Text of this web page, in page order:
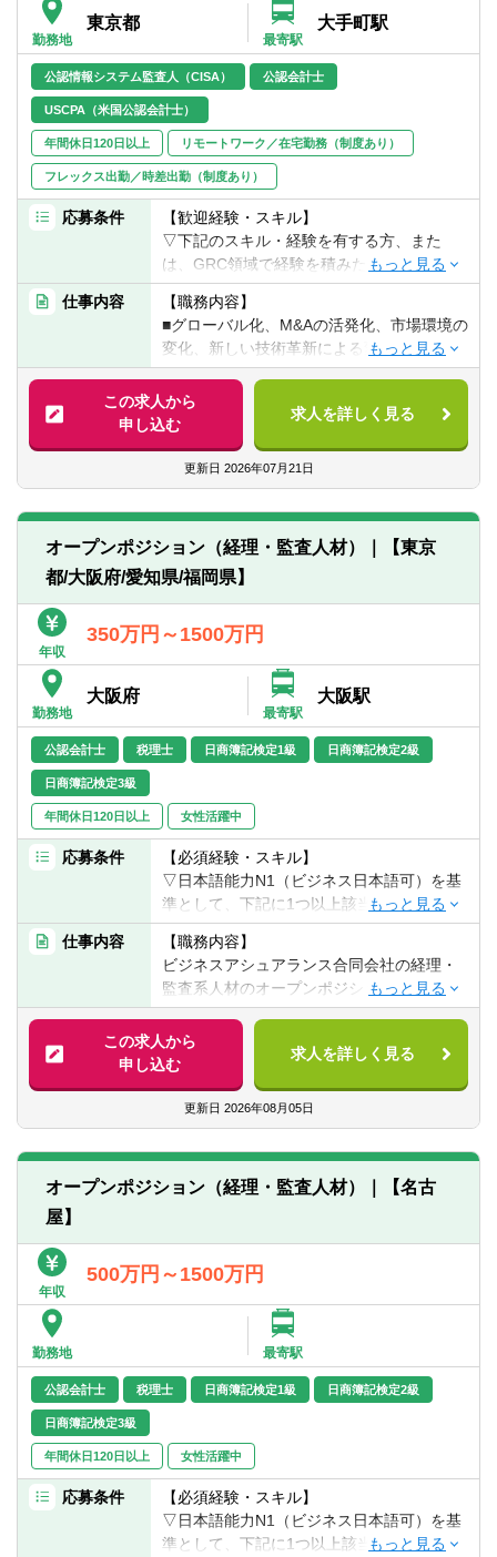
改善・高度化の経験
■銀行・証券会社・保険会社やそのグループ
会社でコンプライアンス体制の構築や定性
的なリスク管理（いわゆる2線業務）、内部
監査の経験
■海外拠点の内部監査、コンプライアンスモ
ニタリングの経験
■不正リスクマネジメントに係る業務の経験
■グループ会社を含めたガバナンス運営、グ
ローバル法務・コンプライアンス体制の構
築に関与した経験
■リスクガバナンス、リスクアペタイトフレ
ームワーク、統合的リスク管理の運営経験
■各種コンプライアンス違反（贈収賄、会計
不正及び品質偽装対応等）への対応経験
■各業種特定の法規制・コンプライアンスの
対応経験（特に金融機関、製薬業界）
■コーポレートガバナンスコードに係る経験
■日本公認会計士または海外CPA（USCPA
を含む）、公認内部監査人（CIA）、公認情
報システム監査人（CISA）、公認不正検査
（CAMS/CAMS-Audit）、公認グルーバルサ
ンクションスペシャリスト（CGSS）の資
格をお持ちの方
■国内外の弁護士資格保有者、法科大学院、
■ビジネスレベルの英語力（海外出張可能な
レベル）
■GRC領域で経験を積みたいと強く希望し
チャレンジ意欲を有する方
■日々変化する環境に適応し、クライアント
開拓からデリバリーまでの全てのフェーズ
で活躍したいという強いビジネスマインド
をお持ちの方を募集しています。資格やバ
ックグラウンドも異なる5か国以上の多様性
に富んだチームの中で、海外のPwCメンバ
ーやPwC Japan グループの各社と密接に連
携したプロジェクトも多数あるため、チー
ムワークとリーダーシップを発揮し、プロ
ジェクトを強く推進することが期待されま
す。
【具体的には】
■ ガバナンスおよび内部監査支援
・グローバルガバナンス態勢の設計・構
築・高度化支援（内部監査、企業全体のア
シュアランス機能連携、企業風土改革、
GRCツール導入支援）
・内部統制評価支援（JSOX/USSOX含む）
・取締役会の実効性評価支援
・不正調査およびガバナンス再構築支援
■リスク管理およびコンプライアンス支援
・グローバルリスク管理の設計・構築・高
度化支援（TPRM（第三者リスク管理）体
制構築支援含む）
・グローバルコンプライアンスリスクアセ
スメントおよび高リスク領域の統制強化支
・新法規制の調査および対応プラクティス
■その他、GRC関連支援
・BCPおよびオペレーショナルレジリエン
勤務地
東京都
最寄駅
大手町駅
公認情報システム監査人（CISA） 公認会計士
USCPA（米国公認会計士）
年間休日120日以上 リモートワーク／在宅勤務（制度あり）
フレックス出勤／時差出勤（制度あり）
応募条件
【歓迎経験・スキル】
▽下記のスキル・経験を有する方、また
は、GRC領域で経験を積みたいと強く希望
しチャレンジ意欲を有する方
■コンサルティングファーム、または、監査
法人等でGRC領域のご経験を有する方
※上記以外に経営戦略、M&A、組織再編、
海外進出、業務効率化などクライアントに
とって需要なプロジェクトに従事した経験
がある方も可
■グローバルに展開する企業や金融機関で事
業企画、経営企画、海外管理部、RHQでの
等の経験を有する方
■法務、コンプライアンス、IT・セキュリテ
ィ等の本部機能に所属をしながら、全社プ
ロジェクトの企画や推進経験を有する方
▽また、下記能力・経験等があれば尚歓迎
■事業会社の海外拠点でのビジネス経験
■BIツールやSQLのスキルを活用し、データ
分析を活用したプロセスの改善・高度化の
経験
活用した経営管理・リスク管理プロセスの
改善・高度化の経験
■銀行・証券会社・保険会社やそのグループ
会社でコンプライアンス体制の構築や定性
的なリスク管理（いわゆる2線業務）、内部
監査の経験
■海外拠点の内部監査、コンプライアンスモ
ニタリングの経験
■不正リスクマネジメントに係る業務の経験
■グループ会社を含めたガバナンス運営、グ
ローバル法務・コンプライアンス体制の構
築に関与した経験
■リスクガバナンス、リスクアペタイトフレ
ームワーク、統合的リスク管理の運営経験
■各種コンプライアンス違反（贈収賄、会計
不正及び品質偽装対応等）への対応経験
対応経験（特に金融機関、製薬業界）
■日本公認会計士または海外CPA(USCPAを
含む)、公認内部監査人（CIA）、公認情報
システム監査人(CISA)、公認不正検査士
（CFE）、公認AMLスペシャリスト
（CAMS / CAMS-Audit）、公認グルーバル
サンクションスペシャリスト（CGSS）等
の資格をお持ちの方
■ビジネスレベルの英語力（海外出張可能な
仕事内容
【職務内容】
■グローバル化、M&Aの活発化、市場環境の
変化、新しい技術革新による変化、規制変
更、労働人口減少、内部不正、サイバー犯
罪、自然災害など、企業が対応すべきリス
クは多様化し、日々変動しています。
■また、企業は持続的な成長と中長期的な企
業価値向上の観点から、実効的なガバナン
スの構築がよりいっそう求められていま
す。
■そのような状況の中、事業アイデアの誕生
からグローバル企業に成長するまでの企業
の様々なステージに応じ、企業のニーズを
一から把握し、パートナーとして会社と一
緒に企業価値を向上させることが期待され
■日々変化する環境に適応し、クライアント
開拓からデリバリーまでの全てのフェーズ
で活躍したいという強いビジネスマインド
をお持ちの方を募集しています。資格やバ
に富んだチームの中で、海外のPwCメンバ
ーやPwC Japan グループの各社と密接に連
携したプロジェクトも多数あるため、チー
ムワークとリーダーシップを発揮し、プロ
ジェクトを強く推進することが期待されま
す。
【具体的には】
■ガバナンスおよび内部監査支援
・グローバルガバナンス態勢の設計・構
築・高度化支援（内部監査、企業全体のア
シュアランス機能連携、企業風土改革、
GRCツール導入支援）
・内部統制評価支援（JSOX/USSOX含む）
・不正調査およびガバナンス再構築支援
■リスク管理およびコンプライアンス支援
・グローバルコンプライアンスリスクアセ
スメントおよび高リスク領域の統制強化支
・新法規制の調査および対応プラクティス
支援
■その他、GRC関連支援
ス態勢構築支援
・ESGリスク管理支援
この求人から
申し込む
求人を詳しく見る
更新日 2026年07月21日
オープンポジション（経理・監査人材）｜【東京
都/大阪府/愛知県/福岡県】
年収
350万円～1500万円
勤務地
大阪府
最寄駅
大阪駅
公認会計士 税理士 日商簿記検定1級 日商簿記検定2級
日商簿記検定3級
年間休日120日以上 女性活躍中
応募条件
【必須経験・スキル】
▽日本語能力N1（ビジネス日本語可）を基
準として、下記に1つ以上該当する方（経験
は2年以上）
■簿記3級以上の取得
■経理経験
■会計知識
■上場企業での決算業務経験
■税務申告経験3年以上
■内部監査経験
■経営・会計コンサル経験
■SAP経験者
■会計士
■税理士
仕事内容
【職務内容】
ビジネスアシュアランス合同会社の経理・
監査系人材のオープンポジションとなりま
す。
対象部門：CTSF/CTS TCC/CTSG/TSI
各部門により、勤務地、対象年齢、業務内
容、募集要件が異なりますので詳細は各部
門のJDのご確認をお願いします。
オープンポジションでの選考は通常の部門
別の選考よりお時間を要しますので、ご希
応募ください。
選考を希望されるポジションが複数ある場
される部門名を記載願います。
例）第一希望：CTSS第 二希望：Tech
Center 第三希望：CTS Auto
また、面接以降の同時選考は不可となりま
ご希望に添いかねる場合がございますこと
をご了承ください。
この求人から
申し込む
求人を詳しく見る
更新日 2026年08月05日
オープンポジション（経理・監査人材）｜【名古
屋】
年収
500万円～1500万円
勤務地 最寄駅
公認会計士 税理士 日商簿記検定1級 日商簿記検定2級
日商簿記検定3級
年間休日120日以上 女性活躍中
応募条件
【必須経験・スキル】
▽日本語能力N1（ビジネス日本語可）を基
準として、下記に1つ以上該当する方（経験